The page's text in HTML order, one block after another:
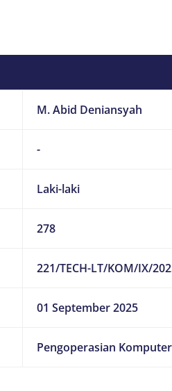
M. Abid Deniansyah
-
Laki-laki
278
221/TECH-LT/KOM/IX/
01 September 2025
Pengoperasian Komputer